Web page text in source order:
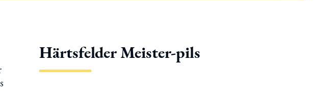
Härtsfelder Meister-pils